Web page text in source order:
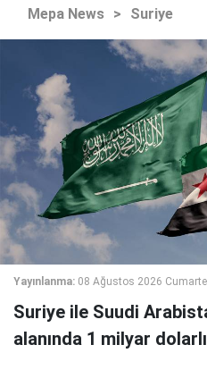
Mepa News > Suriye
Yayınlanma: 08 Ağustos 2026
Suriye ile Suudi
alanında 1 milyar